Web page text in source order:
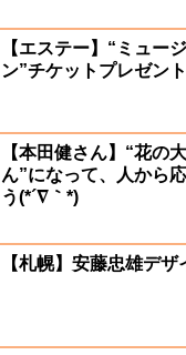
【エステー】“ミュー
ン”チケットプレゼント
【本田健さん】“花の
ん”になって、人から
う(*´∇｀*)
【札幌】安藤忠雄デザ